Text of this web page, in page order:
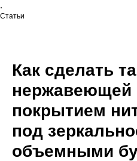
.
Статьи
Как сделать
нержавеющей
покрытием
под
объемными